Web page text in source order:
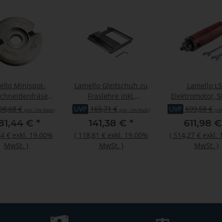
Minispot-
20, HW,
mm, Z2
€ (inkl. 19% MwSt.)
€ *
€ exkl. 19.00%
MwSt. )
Lamello Gleitschuh zu
Fräslehre inkl.
Begrenzungswinkel
UVP 165,71 € (inkl. 19% MwSt.)
141,38 € *
( 118,81 € exkl. 19.00%
MwSt. )
Lamello
Elektromotor,
Typ F Schuko,
Patchmaker,
UAC 25F,
UVP 699,58 €
611,98 €
( 514,27 € exkl.
MwSt. )